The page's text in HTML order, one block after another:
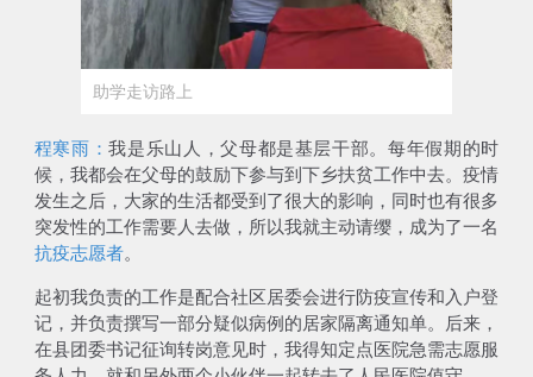
助学走访路上
程寒雨：我是乐山人，父母都是基层干部。每年假期的时
候，我都会在父母的鼓励下参与到下乡扶贫工作中去。疫情
发生之后，大家的生活都受到了很大的影响，同时也有很多
突发性的工作需要人去做，所以我就主动请缨，成为了一名
抗疫志愿者。
起初我负责的工作是配合社区居委会进行防疫宣传和入户登
记，并负责撰写一部分疑似病例的居家隔离通知单。后来，
在县团委书记征询转岗意见时，我得知定点医院急需志愿服